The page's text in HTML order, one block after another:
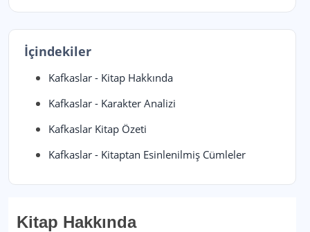
İçindekiler
Kafkaslar - Kitap Hakkında
Kafkaslar - Karakter Analizi
Kafkaslar Kitap Özeti
Kafkaslar - Kitaptan Esinlenilmiş Cümleler
Kitap Hakkında